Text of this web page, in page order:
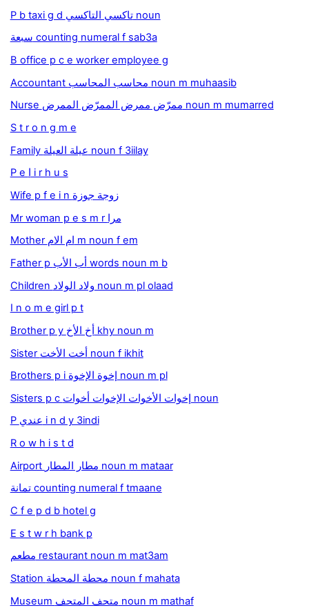
P b taxi g d تاكسي التاكسي noun
سبعة counting numeral f sab3a
B office p c e worker employee g
Accountant محاسب المحاسب noun m muhaasib
Nurse ممرّض ممرض الممرّض الممرض noun m mumarred
S t r o n g m e
Family عيلة العيلة noun f 3iilay
P e ا i r h u s
Wife p f e i n زوجة جوزة
Mr woman p e s m r مرا
Mother ام الام m noun f em
Father p أب الأب words noun m b
Children ولاد الولاد noun m pl olaad
I n o m e girl p t
Brother p y أخ الأخ khy noun m
Sister أخت الأخت noun f ikhit
Brothers p i إخوة الإخوة noun m pl
Sisters p с إخوات الأخوات الإخوات أخوات noun
P عندي i n d y 3indi
R o w h i s t d
Airport مطار المطار noun m mataar
تمانة counting numeral f tmaane
C f e p d b hotel g
E s t w r h bank p
مطعم restaurant noun m mat3am
Station محطة المحطة noun f mahata
Museum متحف المتحف noun m mathaf